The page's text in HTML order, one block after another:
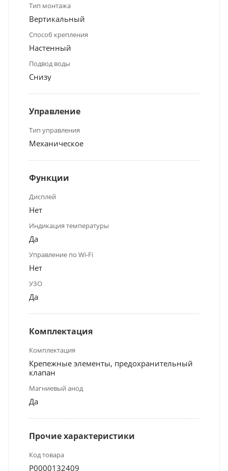
Тип монтажа
Вертикальный
Способ крепления
Настенный
Подвод воды
Снизу
Управление
Тип управления
Механическое
Функции
Дисплей
Нет
Индикация температуры
Да
Управление по Wi-Fi
Нет
УЗО
Да
Комплектация
Комплектация
Крепежные элементы, предохранительный
клапан
Магниевый анод
Да
Прочие характеристики
Код товара
Р0000132409